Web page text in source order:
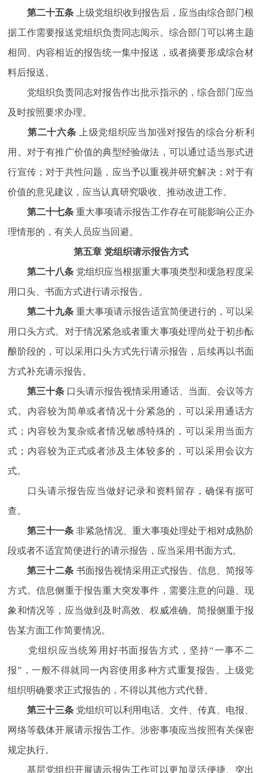
第二十五条上级党组织收到报告后，应当由综合部门根
据工作需要报送党组织负责同志阅示。综合部门可以将主题
相同、内容相近的报告统一集中报送，或者摘要形成综合材
料后报送。
党组织负责同志对报告作出批示指示的，综合部门应当
及时按照要求办理。
第二十六条 上级党组织应当加强对报告的综合分析利
用。对于有推广价值的典型经验做法，可以通过适当形式进
行宣传；对于共性问题，应当予以重视并研究解决；对于有
价值的意见建议，应当认真研究吸收、推动改进工作。
第二十七条重大事项请示报告工作存在可能影响公正办
理情形的，有关人员应当回避。
第五章 党组织请示报告方式
第二十八条党组织应当根据重大事项类型和缓急程度采
用口头、书面方式进行请示报告。
第二十九条重大事项请示报告适宜简便进行的，可以采
用口头方式。对于情况紧急或者重大事项处理尚处于初步酝
酿阶段的，可以采用口头方式先行请示报告，后续再以书面
方式补充请示报告。
第三十条口头请示报告视情采用通话、当面、会议等方
式。内容较为简单或者情况十分紧急的，可以采用通话方
式；内容较为复杂或者情况敏感特殊的，可以采用当面方
式；内容较为正式或者涉及主体较多的，可以采用会议方
式。
口头请示报告应当做好记录和资料留存，确保有据可
查。
第三十一条非紧急情况、重大事项处理处于相对成熟阶
段或者不适宜简便进行的请示报告，应当采用书面方式。
第三十二条书面报告视情采用正式报告、信息、简报等
方式。信息侧重于报告重大突发事件，需要注意的问题、现
象和情况等，应当做到及时高效、权威准确。简报侧重于报
告某方面工作简要情况。
党组织应当统筹用好书面报告方式，坚持“一事不二
报”，一般不得就同一内容使用多种方式重复报告。上级党
组织明确要求正式报告的，不得以其他方式代替。
第三十三条党组织可以利用电话、文件、传真、电报、
网络等载体开展请示报告工作。涉密事项应当按照有关保密
规定执行。
基层党组织开展请示报告工作可以更加灵活便捷、突出